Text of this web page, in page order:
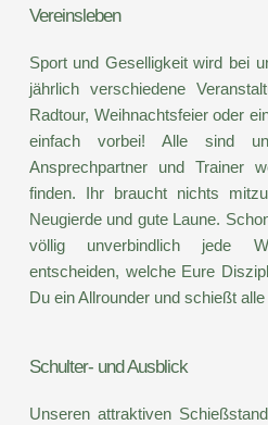
Vereinsleben
Sport und Geselligkeit wird bei
jährlich verschiedene
Radtour, Weihnachtsfeier oder
einfach vorbei! Alle sind
Ansprechpartner und Trainer
finden. Ihr braucht nichts
Neugierde und gute Laune.
völlig unverbindlich jede
entscheiden, welche Eure
Du ein Allrounder und schießt
Schulter- und Ausblick
Unseren attraktiven